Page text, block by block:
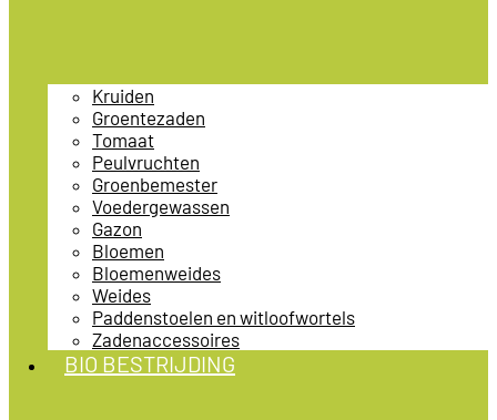
Kruiden
Groentezaden
Tomaat
Peulvruchten
Groenbemester
Voedergewassen
Gazon
Bloemen
Bloemenweides
Weides
Paddenstoelen en witloofwortels
Zadenaccessoires
BIO BESTRIJDING